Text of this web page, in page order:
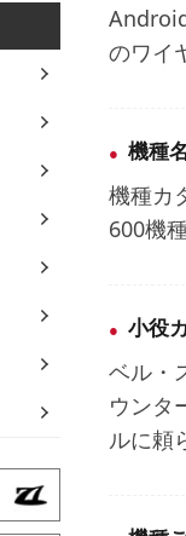
のワイ
機種
機種カ
600機
小役
ベル・
ウンタ
ルに頼